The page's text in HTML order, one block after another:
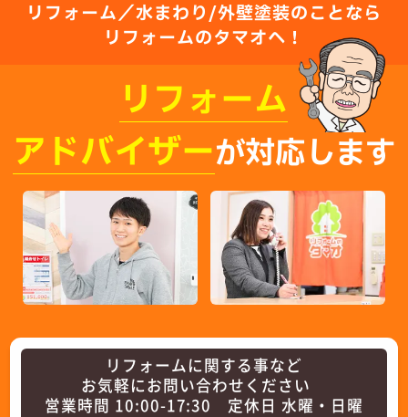
リフォーム／水まわり/外壁塗装のことなら
リフォームのタマオへ！
リフォーム
アドバイザーが対応します
リフォームに関する事など
お気軽にお問い合わせください
営業時間 10:00-17:30 定休日 水曜・日曜